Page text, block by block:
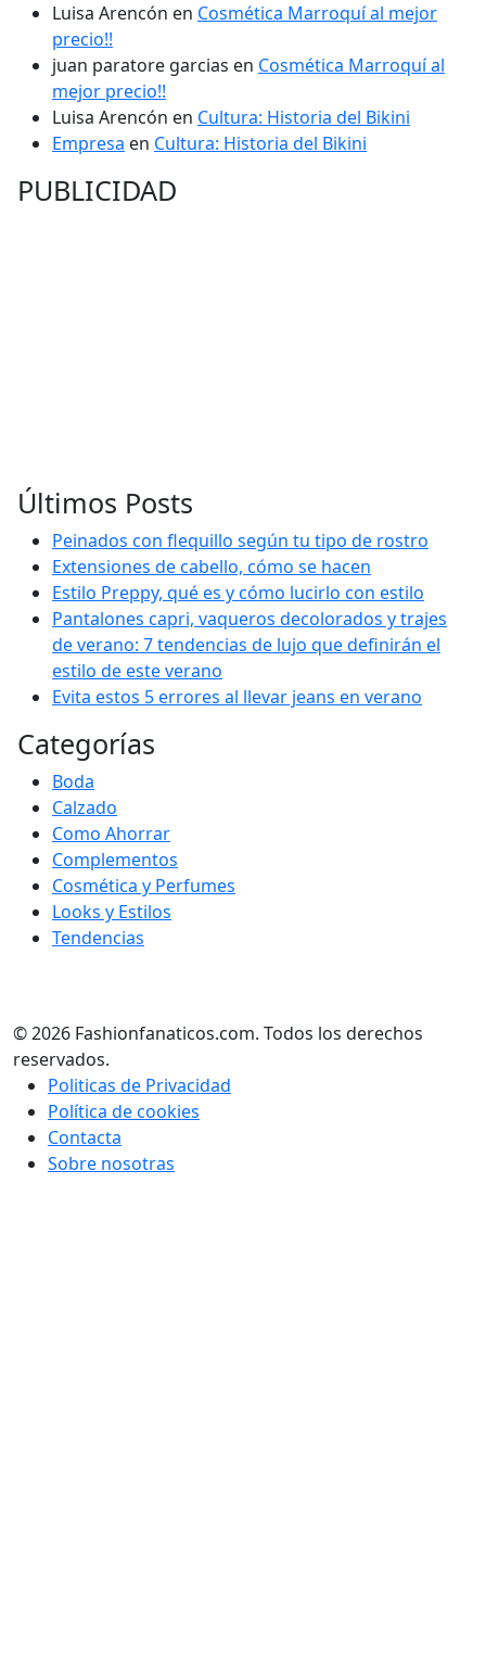
Luisa Arencón en Cosmética Marroquí al mejor
precio!!
juan paratore garcias en Cosmética Marroquí al
mejor precio!!
Luisa Arencón en Cultura: Historia del Bikini
Empresa en Cultura: Historia del Bikini
PUBLICIDAD
Últimos Posts
Peinados con flequillo según tu tipo de rostro
Extensiones de cabello, cómo se hacen
Estilo Preppy, qué es y cómo lucirlo con estilo
Pantalones capri, vaqueros decolorados y trajes
de verano: 7 tendencias de lujo que definirán el
estilo de este verano
Evita estos 5 errores al llevar jeans en verano
Categorías
Boda
Calzado
Como Ahorrar
Complementos
Cosmética y Perfumes
Looks y Estilos
Tendencias
© 2026 Fashionfanaticos.com. Todos los derechos
reservados.
Politicas de Privacidad
Política de cookies
Contacta
Sobre nosotras